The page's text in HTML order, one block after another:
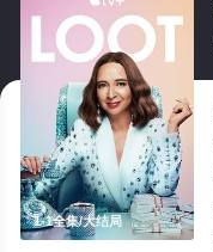
1-1全集/大结局